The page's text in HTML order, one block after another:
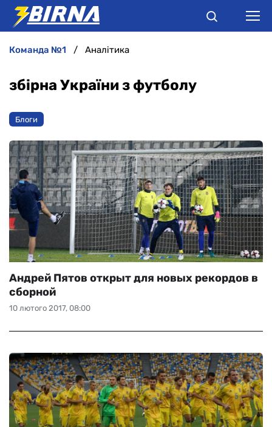
АНАЛІТИКА
ІНТЕРВ'Ю
РІЗНЕ
БУКМЕКЕРИ
команда №1 Аналітика
збірна України з футболу
Блоги
10 лютого 2017, 08:00
Андрей Пятов открыт для новых рекордов в
сборной